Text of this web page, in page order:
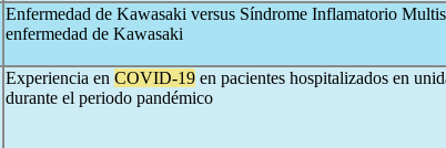
Enfermedad de Kawasaki versus Síndrome Inflamatorio
enfermedad de Kawasaki
Experiencia en COVID-19 en pacientes hospitalizados en
durante el periodo pandémico